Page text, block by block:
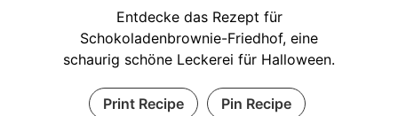
Entdecke das Rezept für
Schokoladenbrownie-Friedhof, eine
schaurig schöne Leckerei für Halloween.
Print Recipe Pin Recipe